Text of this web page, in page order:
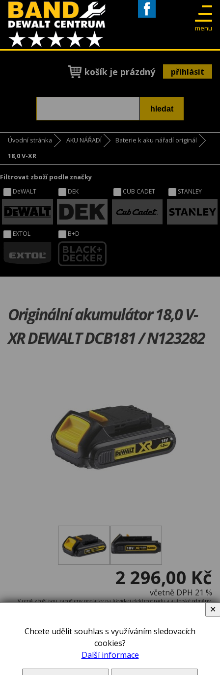
menu
košík je prázdný přihlásit
Úvodní stránka AKU NÁŘADÍ
Baterie k aku nářadí originál
18,0 V-XR
Filtrovat zboží podle značky
DeWALT DEK CUB CADET STANLEY
EXTOL B+D
Originální akumulátor 18,0 V-
XR DEWALT DCB181 / N123282
2 296,00 Kč
včetně DPH 21 %
V ceně zboží jsou započteny poplatky na likvidaci elektroodpadu a autorské odměny,
pokud se na toto zboží vztahují.
Chcete udělit souhlas s využíváním sledovacích
cookies?
Další informace
✕